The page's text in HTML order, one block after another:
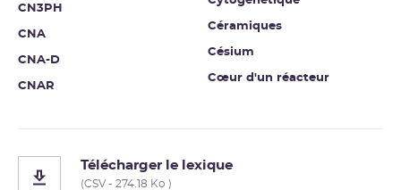
CN3PH
CNA
CNA-D
CNAR
Céramiques
Césium
Cœur d'un réacteur
Télécharger le lexique
(CSV - 274.18 Ko )